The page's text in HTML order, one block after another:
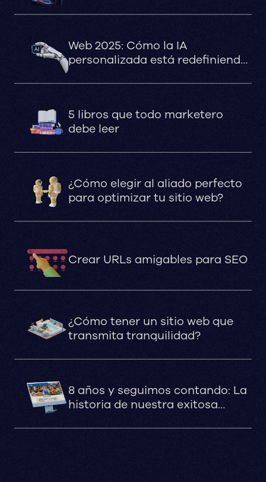
Web 2025: Cómo la IA
personalizada está redefiniendo
la experiencia digital
5 libros que todo marketero
debe leer
¿Cómo elegir al aliado perfecto
para optimizar tu sitio web?
Crear URLs amigables para SEO
¿Cómo tener un sitio web que
transmita tranquilidad?
8 años y seguimos contando: La
historia de nuestra exitosa
Fernando